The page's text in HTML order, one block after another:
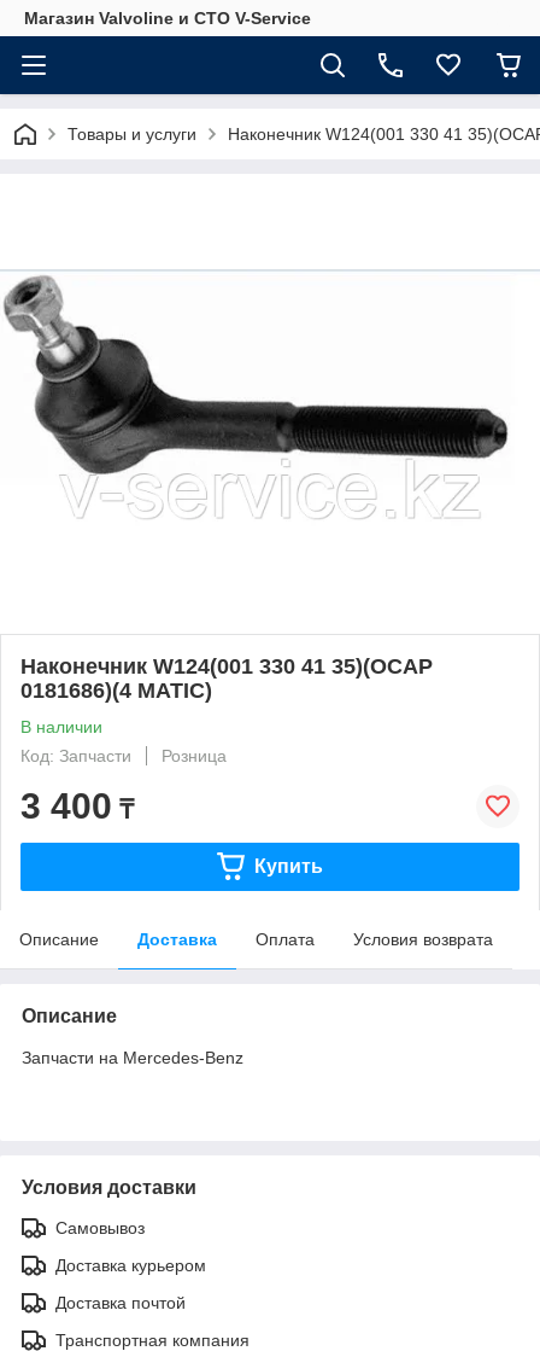
Магазин Valvoline и СТО V-Service
Товары и услуги Наконечник W124(001 330 41
Наконечник W124(001 330 41 35)(OCAP
0181686)(4 MATIC)
В наличии
Код: Запчасти
Розница
3 400 ₸
Купить
Описание Доставка Оплата Условия возврата
Описание
Запчасти на Mercedes-Benz
Условия доставки
Самовывоз
Доставка курьером
Доставка почтой
Транспортная компания